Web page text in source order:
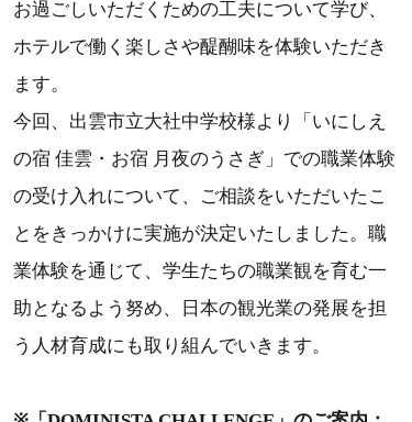
お過ごしいただくための工夫について学び、
ホテルで働く楽しさや醍醐味を体験いただき
ます。
今回、出雲市立大社中学校様より「いにしえ
の宿 佳雲・お宿 月夜のうさぎ」での職業体験
の受け入れについて、ご相談をいただいたこ
とをきっかけに実施が決定いたしました。職
業体験を通じて、学生たちの職業観を育む一
助となるよう努め、日本の観光業の発展を担
う人材育成にも取り組んでいきます。